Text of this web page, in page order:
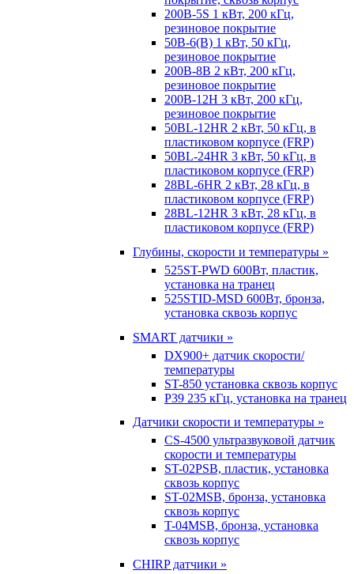
200B-5S 1 кВт, 200 кГц,
резиновое покрытие
50B-6(B) 1 кВт, 50 кГц,
резиновое покрытие
200B-8B 2 кВт, 200 кГц,
резиновое покрытие
200B-12H 3 кВт, 200 кГц,
резиновое покрытие
50BL-12HR 2 кВт, 50 кГц, в
пластиковом корпусе (FRP)
50BL-24HR 3 кВт, 50 кГц, в
пластиковом корпусе (FRP)
28BL-6HR 2 кВт, 28 кГц, в
пластиковом корпусе (FRP)
28BL-12HR 3 кВт, 28 кГц, в
пластиковом корпусе (FRP)
Глубины, скорости и температуры »
525ST-PWD 600Вт, пластик,
установка на транец
525STID-MSD 600Вт, бронза,
установка сквозь корпус
SMART датчики »
DX900+ датчик скорости/
температуры
ST-850 установка сквозь корпус
P39 235 кГц, установка на транец
Датчики скорости и температуры »
CS-4500 ультразвуковой датчик
скорости и температуры
ST-02PSB, пластик, установка
сквозь корпус
ST-02MSB, бронза, установка
сквозь корпус
T-04MSB, бронза, установка
сквозь корпус
CHIRP датчики »